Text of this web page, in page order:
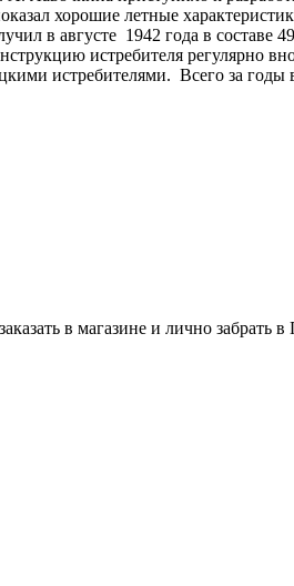
хорошие летные
в августе 1942 года в
истребителя регулярно
истребителями. Всего за
в магазине и лично забрать